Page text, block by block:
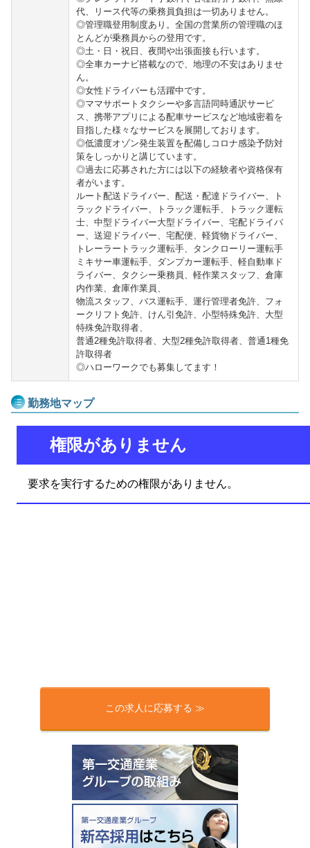
代、リース代等の乗務員負担は一切ありません。
◎管理職登用制度あり。全国の営業所の管理職のほ
とんどが乗務員からの登用です。
◎土・日・祝日、夜間や出張面接も行います。
◎全車カーナビ搭載なので、地理の不安はありませ
ん。
◎女性ドライバーも活躍中です。
◎ママサポートタクシーや多言語同時通訳サービ
ス、携帯アプリによる配車サービスなど地域密着を
目指した様々なサービスを展開しております。
◎低濃度オゾン発生装置を配備しコロナ感染予防対
策をしっかりと講じています。
◎過去に応募された方には以下の経験者や資格保有
者がいます。
ルート配送ドライバー、配送・配達ドライバー、ト
ラックドライバー、トラック運転手、トラック運転
士、中型ドライバー大型ドライバー、宅配ドライバ
ー、送迎ドライバー、宅配便、軽貨物ドライバー、
トレーラートラック運転手、タンクローリー運転手
ミキサー車運転手、ダンプカー運転手、軽自動車ド
ライバー、タクシー乗務員、軽作業スタッフ、倉庫
内作業、倉庫作業員、
物流スタッフ、バス運転手、運行管理者免許、フォ
ークリフト免許、けん引免許、小型特殊免許、大型
特殊免許取得者、
普通2種免許取得者、大型2種免許取得者、普通1種免
許取得者
◎ハローワークでも募集してます！
勤務地マップ
この求人に応募する ≫